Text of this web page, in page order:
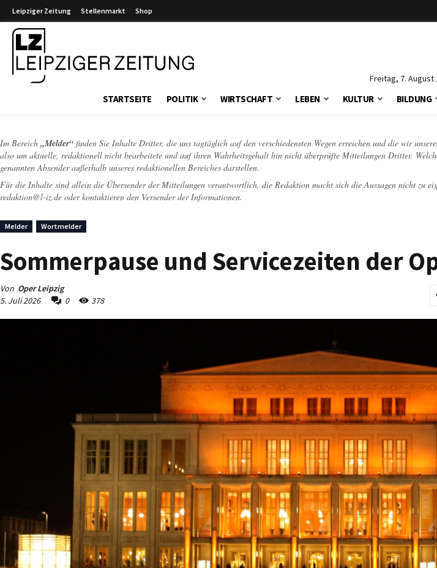
Leipziger Zeitung Stellenmarkt Shop
Freitag, 7. August
STARTSEITE POLITIK WIRTSCHAFT LEBEN KULTUR BILDUNG
Im Bereich „Melder“ finden Sie Inhalte Dritter, die uns tagtäglich auf den verschiedensten Wegen erreichen und die wir
also um aktuelle, redaktionell nicht bearbeitete und auf ihren Wahrheitsgehalt hin nicht überprüfte Mitteilungen Dritter.
genannten Absender außerhalb unseres redaktionellen Bereiches darstellen.
Für die Inhalte sind allein die Übersender der Mitteilungen verantwortlich, die Redaktion macht sich die Aussagen nicht zu
redaktion@l-iz.de oder kontaktieren den Versender der Informationen.
Melder Wortmelder
Sommerpause und Servicezeiten der
Von Oper Leipzig
5. Juli 2026
0 378